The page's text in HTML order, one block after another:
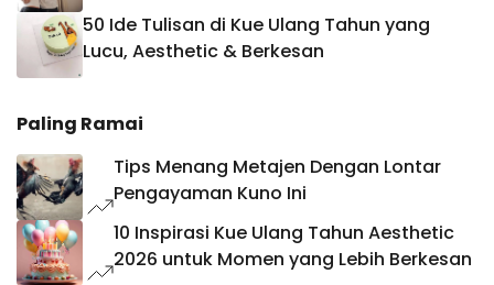
50 Ide Tulisan di Kue Ulang Tahun yang
Lucu, Aesthetic & Berkesan
Paling Ramai
Tips Menang Metajen Dengan Lontar
Pengayaman Kuno Ini
10 Inspirasi Kue Ulang Tahun Aesthetic
2026 untuk Momen yang Lebih Berkesan